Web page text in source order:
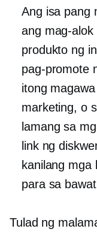
Ang isa pang
ang mag-
produkto ng
pag-promote
itong
marketing, o
lamang sa
link ng
kanilang mga
para sa
Tulad ng